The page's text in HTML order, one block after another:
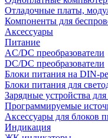
Отладочные платы,
Компоненты для
Аксессуары
Питание
AC/DC преобразователи
DC/DC преобразователи
Блоки питания на DIN-
Блоки питания для
Зарядные устройства
Программируемые
Аксессуары для блоков
Индикация